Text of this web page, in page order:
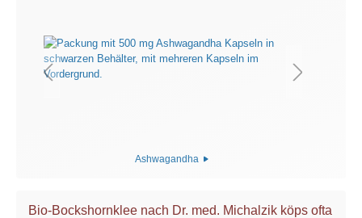
Ashwagandha
Bio-Bockshornklee nach Dr. med. Michalzik köps ofta